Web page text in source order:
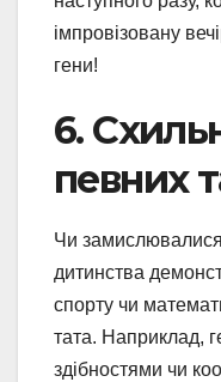
імпровізовану
гени!
6.
певних
Чи замислювалися
дитинства
спорту чи
тата. Наприклад,
здібностями чи